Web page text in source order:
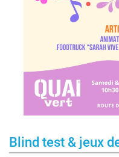
Blind test & jeux